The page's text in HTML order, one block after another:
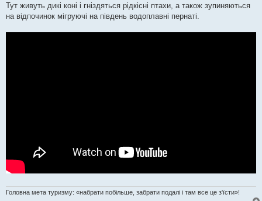
Тут живуть дикі коні і гніздяться рідкісні птахи, а також зупиняються
на відпочинок мігруючі на південь водоплавні пернаті.
Головна мета туризму: «набрати побільше, забрати подалі і там все це з'їсти»!